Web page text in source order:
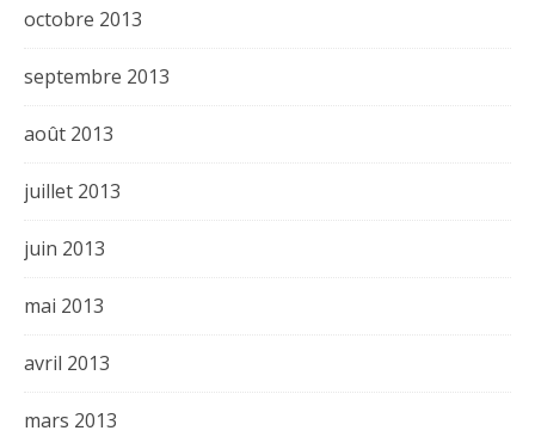
octobre 2013
septembre 2013
août 2013
juillet 2013
juin 2013
mai 2013
avril 2013
mars 2013